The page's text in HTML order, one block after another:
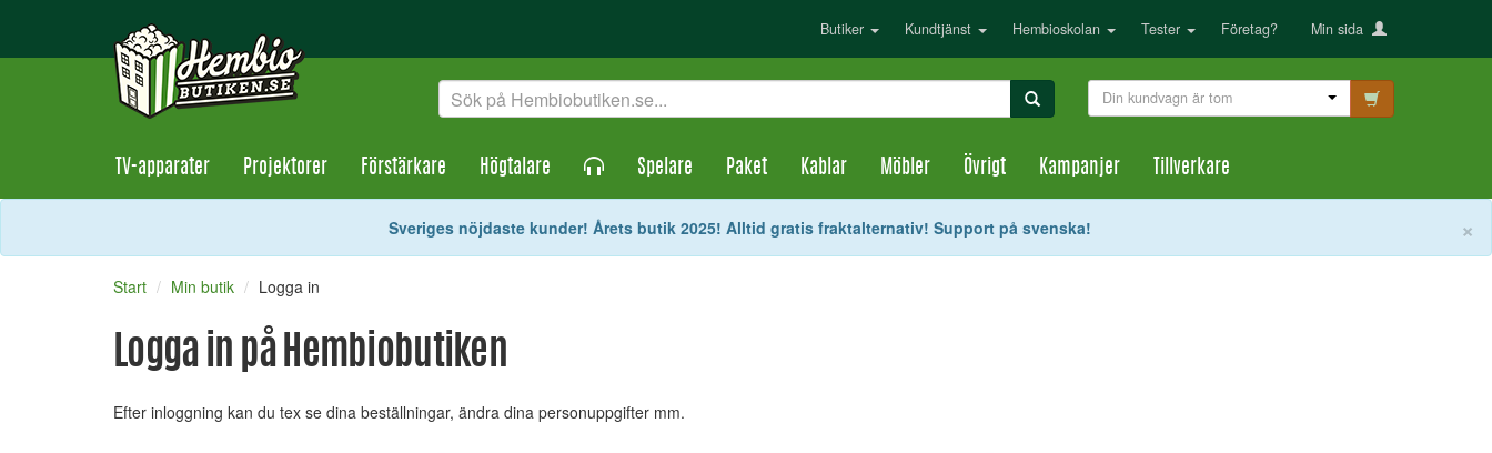
Butiker Kundtjänst Hembioskolan Tester Företag? Min sida
Din kundvagn är tom
TV-apparater Projektorer Förstärkare Högtalare Spelare Paket Kablar Möbler Övrigt Kampanjer Tillverkare
×
Sveriges nöjdaste kunder! Årets butik 2025! Alltid gratis fraktalternativ! Support på svenska!
Start Min butik Logga in
Logga in på Hembiobutiken
Efter inloggning kan du tex se dina beställningar, ändra dina personuppgifter mm.